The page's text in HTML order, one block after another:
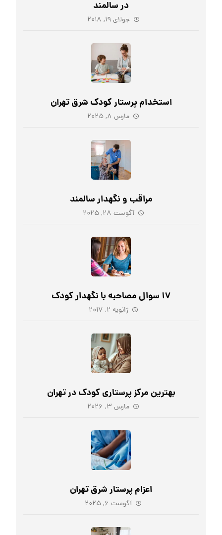
در سالمند
جولای ۱۹, ۲۰۱۸
استخدام پرستار کودک شرق تهران
مارس ۸, ۲۰۲۵
مراقب و نگهدار سالمند
آگوست ۲۸, ۲۰۲۵
17 سوال مصاحبه با نگهدار کودک
ژانویه ۲, ۲۰۱۷
بهترین مرکز پرستاری کودک در تهران
مارس ۳, ۲۰۲۶
اعزام پرستار شرق تهران
آگوست ۶, ۲۰۲۵